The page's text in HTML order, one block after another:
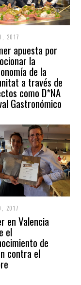
2017
apuesta por
la
de la
a través de
como D*NA
Gastronómico
2017
en Valencia
el
de
contra el